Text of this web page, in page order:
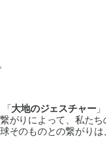
「大地のジェスチャー
がりによって、私たち
そのものとの繋がり